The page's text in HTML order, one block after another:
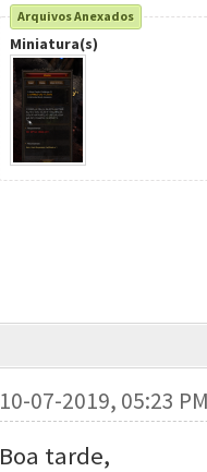
Arquivos Anexados
Miniatura(s)
10-07-2019, 05:23
Boa tarde,